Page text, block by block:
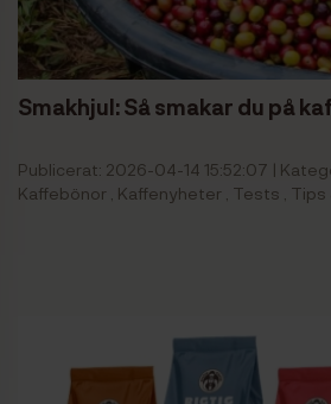
Smakhjul: Så smakar du på
Publicerat: 2026-04-14 15:52:07 |
Kaffebönor Kaffenyheter Tests Tips